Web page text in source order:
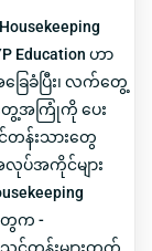
ဟာ
ြေခံပြီး၊ လက်တွေ့
ေ့အကြုံကို ပေး
တန်းသားတွေ
လုပ်အကိုင်များ
ေက -